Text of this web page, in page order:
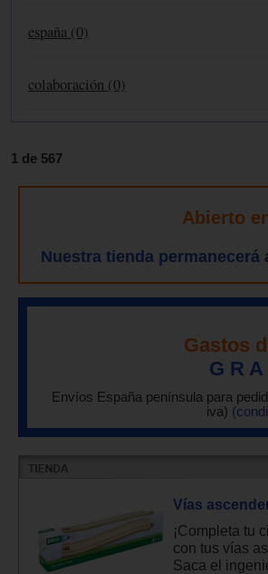
españa (0)
colaboración (0)
1 de 567
Abierto
Nuestra tienda
Gastos
G R A
Envíos España península para
iva)
Vías
¡Completa tu
con tus vías
Saca el